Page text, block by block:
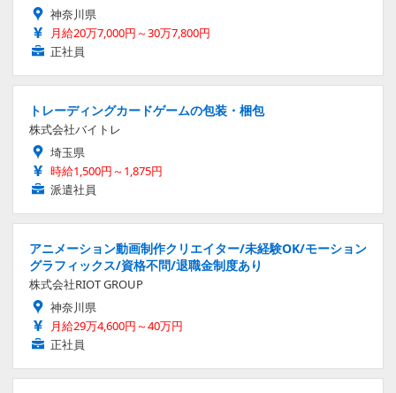
神奈川県
月給20万7,000円～30万7,800円
正社員
トレーディングカードゲームの包装・梱包
株式会社バイトレ
埼玉県
時給1,500円～1,875円
派遣社員
アニメーション動画制作クリエイター/未経験OK/モーション
グラフィックス/資格不問/退職金制度あり
株式会社RIOT GROUP
神奈川県
月給29万4,600円～40万円
正社員